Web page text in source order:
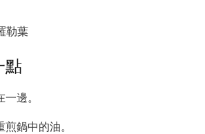
勒葉
點
邊。
鍋中的油。